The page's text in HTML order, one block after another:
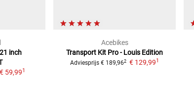
inch
€ 59,991
Acebikes
Transport Kit Pro - Louis Edition
Adviesprijs € 189,962 € 129,991